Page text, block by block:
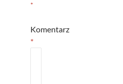
*
Komentarz
*